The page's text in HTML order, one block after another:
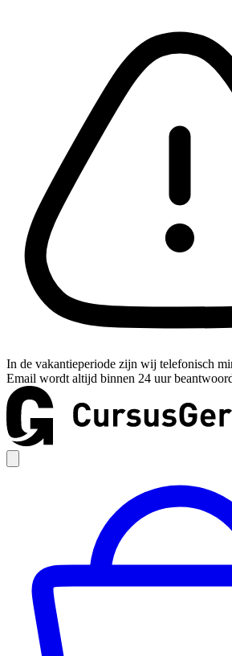
In de vakantieperiode zijn wij telefonisch
Email wordt altijd binnen 24 uur